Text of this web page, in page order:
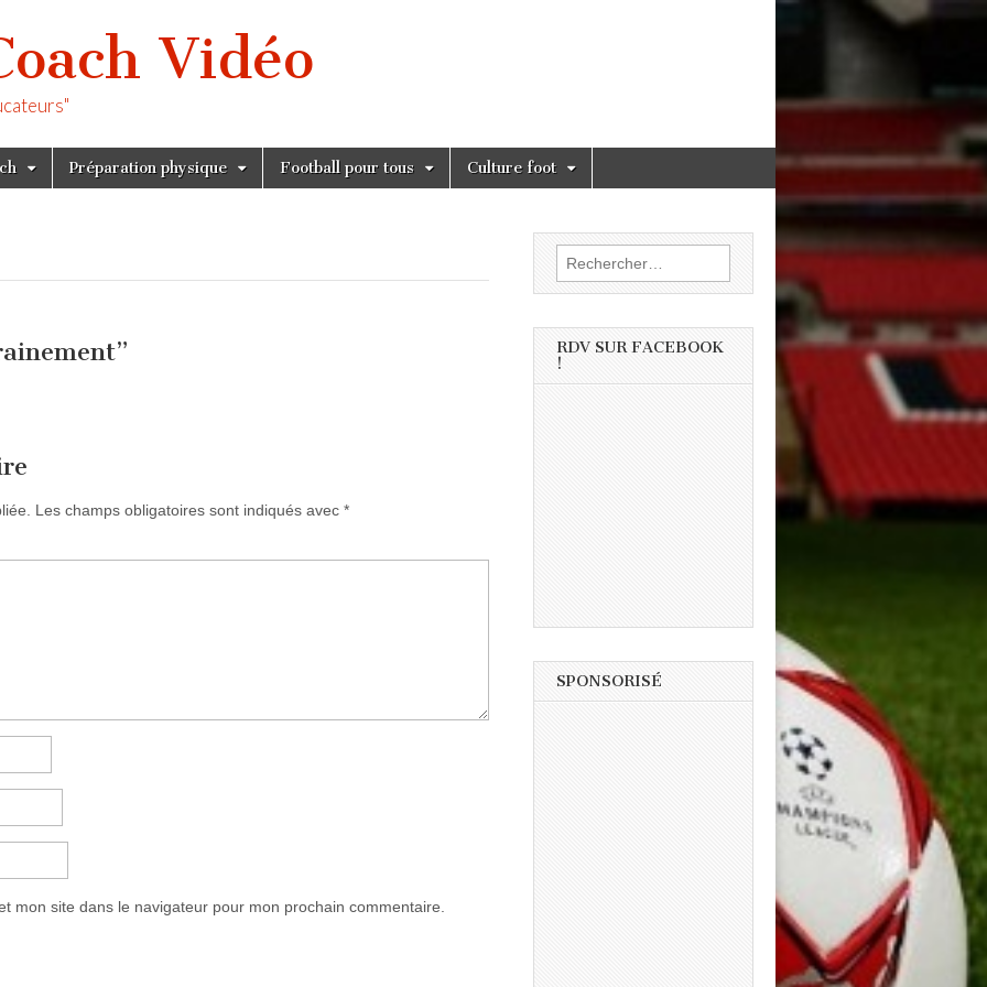
Vidéo
Préparation physique Football pour tous Culture foot
”
Les champs obligatoires sont indiqués avec *
mon site dans le navigateur pour mon prochain commentaire.
Rechercher :
RDV SUR FACEBOOK
!
SPONSORISÉ